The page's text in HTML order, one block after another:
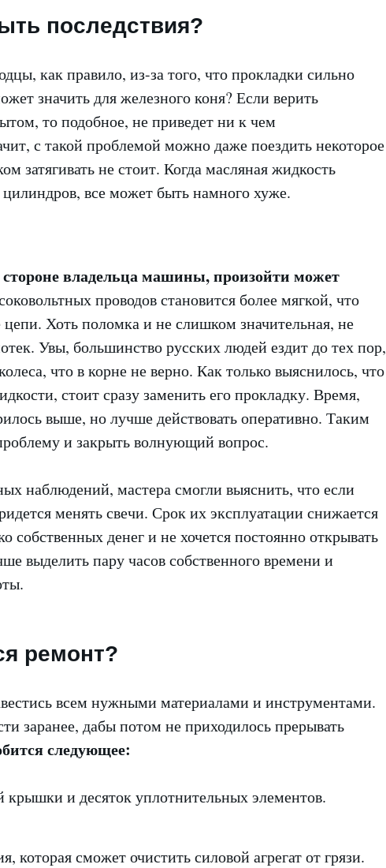
последствия?
как правило, из-за того, что прокладки сильно
значить для железного коня? Если верить
то подобное, не приведет ни к чем
с такой проблемой можно даже поездить некоторое
затягивать не стоит. Когда масляная жидкость
цилиндров, все может быть намного хуже.
стороне владельца машины, произойти может
проводов становится более мягкой, что
Хоть поломка и не слишком значительная, не
Увы, большинство русских людей ездит до тех пор,
что в корне не верно. Как только выяснилось, что
стоит сразу заменить его прокладку. Время,
выше, но лучше действовать оперативно. Таким
и закрыть волнующий вопрос.
наблюдений, мастера смогли выяснить, что если
менять свечи. Срок их эксплуатации снижается
собственных денег и не хочется постоянно открывать
выделить пару часов собственного времени и
ремонт?
всем нужными материалами и инструментами.
заранее, дабы потом не приходилось прерывать
следующее:
крышки и десяток уплотнительных элементов.
которая сможет очистить силовой агрегат от грязи.